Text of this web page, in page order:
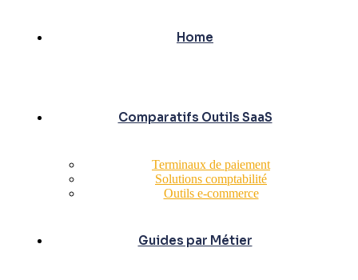
Home
Comparatifs Outils SaaS
Terminaux de paiement
Solutions comptabilité
Outils e-commerce
Guides par Métier